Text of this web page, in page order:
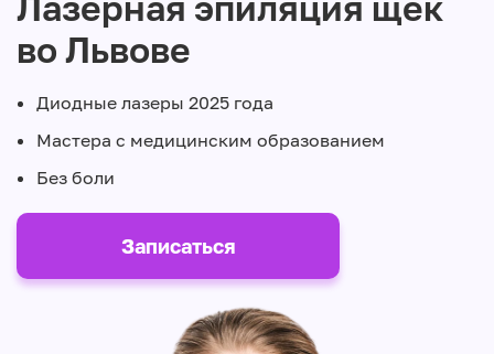
во Львове
Диодные лазеры 2025 года
Мастера с медицинским образованием
Без боли
Записаться